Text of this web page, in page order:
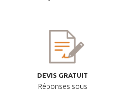
DEVIS GRATUIT
Réponses sous